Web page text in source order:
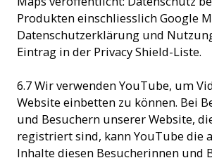
Produkten einschliesslich Google
Datenschutzerklärung und
Eintrag in der Privacy Shield-Liste.
6.7 Wir verwenden YouTube, um
Website einbetten zu können. Bei
und Besuchern unserer Website,
registriert sind, kann YouTube die
Inhalte diesen Besucherinnen und